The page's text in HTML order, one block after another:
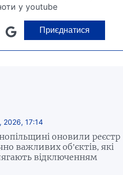
у youtube
Приєднатися
2026, 17:14
оновили реєстр
важливих об’єктів, які
відключенням